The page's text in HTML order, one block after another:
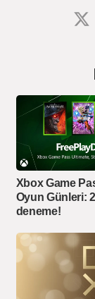
Xbox Game
Oyun Günleri:
deneme!